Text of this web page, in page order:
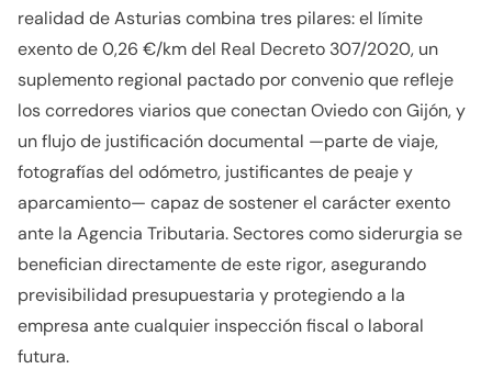
realidad de Asturias combina tres pilares: el límite
exento de 0,26 €/km del Real Decreto 307/2020, un
suplemento regional pactado por convenio que refleje
los corredores viarios que conectan Oviedo con Gijón, y
un flujo de justificación documental —parte de viaje,
fotografías del odómetro, justificantes de peaje y
aparcamiento— capaz de sostener el carácter exento
ante la Agencia Tributaria. Sectores como siderurgia se
benefician directamente de este rigor, asegurando
previsibilidad presupuestaria y protegiendo a la
empresa ante cualquier inspección fiscal o laboral
futura.